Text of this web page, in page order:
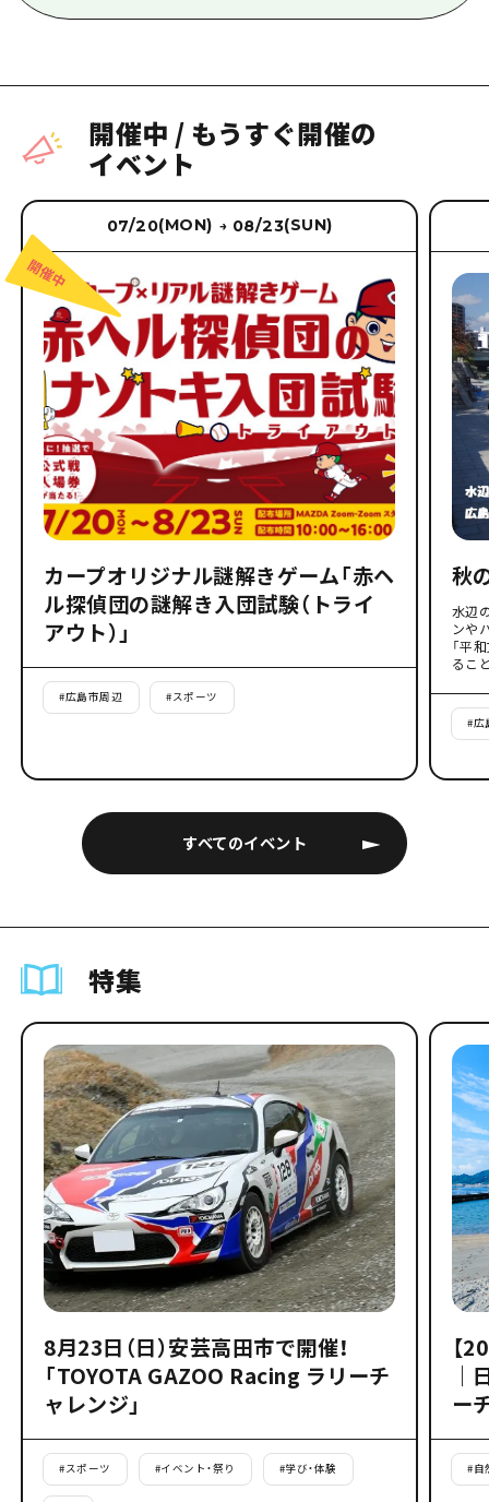
開催中 / もうすぐ開催の
イベント
すべてのイベント
07/20(MON) → 08/23(SUN)
カープオリジナル謎解きゲーム「赤ヘ
ル探偵団の謎解き入団試験（トライ
アウト）」
#広島市周辺 #スポーツ
秋
水辺
ンや
「平
るこ
#広
特集
8月23日（日）安芸高田市で開催！
「TOYOTA GAZOO Racing ラリーチ
ャレンジ」
#スポーツ #イベント・祭り #学び・体験
【
｜
ー
#自